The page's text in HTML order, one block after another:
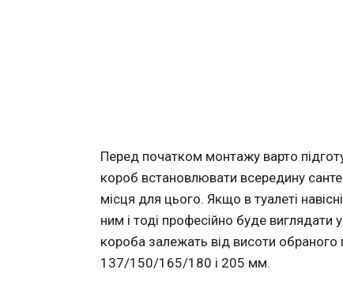
Перед початком монтажу варто
короб встановлювати всередину
місця для цього. Якщо в туалеті
ним і тоді професійно буде виглядати
короба залежать від висоти
137/150/165/180 і 205 мм.